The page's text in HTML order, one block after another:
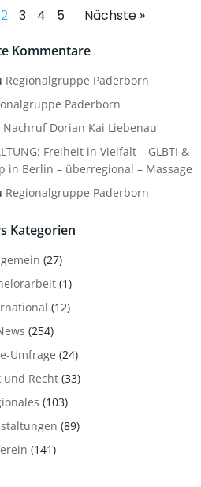
Page
2 Page
3 Page
4 Page
5
Posts
Nächste »
Kommentare
Regionalgruppe Paderborn
Paderborn
Nachruf Dorian Kai Liebenau
Freiheit in Vielfalt – GLBTI &
in Berlin – überregional – Massage
Regionalgruppe Paderborn
Kategorien
(27)
(1)
(12)
(254)
Umfrage (24)
und Recht(33)
(103)
(89)
(141)